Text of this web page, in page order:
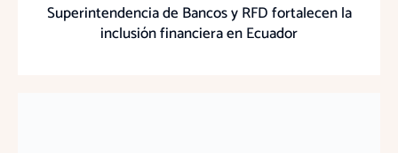
Superintendencia de Bancos y RFD fortalecen la
inclusión financiera en Ecuador